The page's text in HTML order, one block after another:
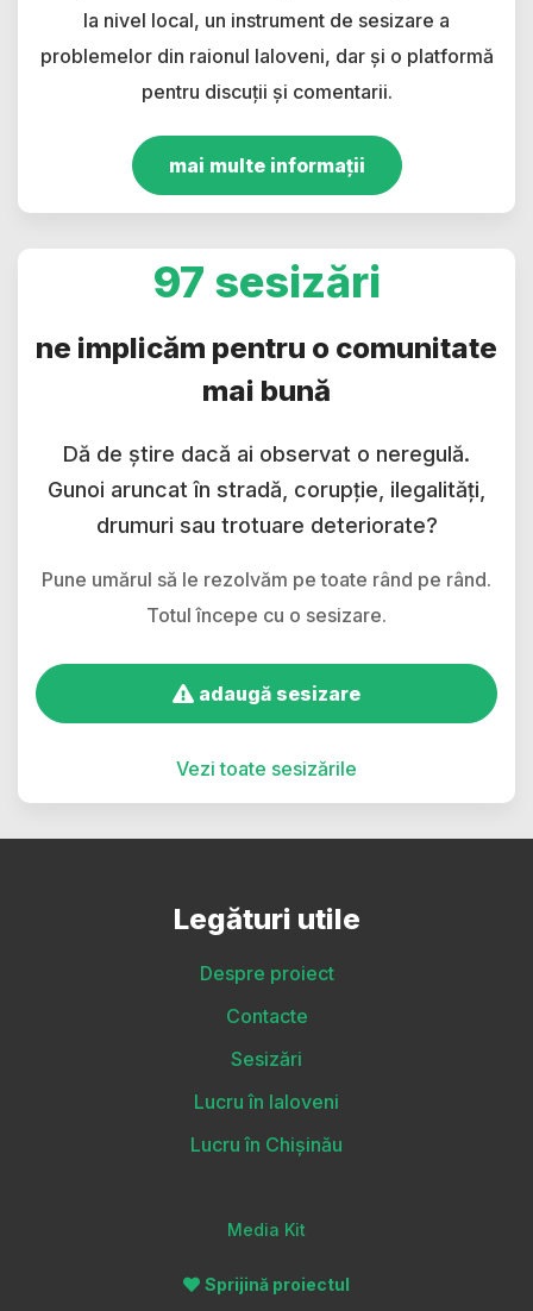
la nivel local, un instrument de sesizare a
problemelor din raionul Ialoveni, dar și o platformă
pentru discuții și comentarii.
mai multe informații
97 sesizări
ne implicăm pentru o comunitate
mai bună
Dă de știre dacă ai observat o neregulă.
Gunoi aruncat în stradă, corupție, ilegalități,
drumuri sau trotuare deteriorate?
Pune umărul să le rezolvăm pe toate rând pe rând.
Totul începe cu o sesizare.
adaugă sesizare
Vezi toate sesizările
Legături utile
Despre proiect
Contacte
Sesizări
Lucru în Ialoveni
Lucru în Chișinău
Media Kit
Sprijină proiectul